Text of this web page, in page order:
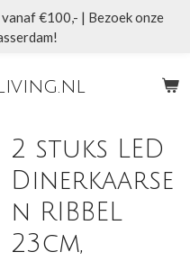
€100,- | Bezoek onze
2 stuks LED
Dinerkaarse
n RIBBEL
23cm,